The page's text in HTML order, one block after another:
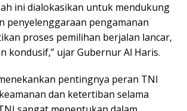
ini dialokasikan untuk mendukung
penyelenggaraan pengamanan
proses pemilihan berjalan lancar,
kondusif,” ujar Gubernur Al Haris.
pentingnya peran TNI
dan ketertiban selama